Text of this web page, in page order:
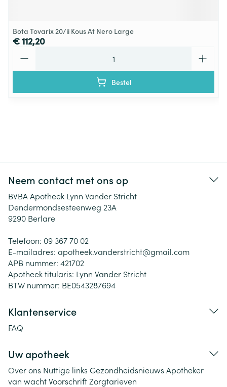
Bota Tovarix 20/ii Kous At Nero Large
€ 112,20
Bestel
Neem contact met ons op
BVBA Apotheek Lynn Vander Stricht
Dendermondsesteenweg 23A
9290 Berlare
Telefoon: 09 367 70 02
E-mailadres: apotheek.vanderstricht@gmail.com
APB nummer: 421702
Apotheek titularis: Lynn Vander Stricht
BTW nummer: BE0543287694
Klantenservice
FAQ
Uw apotheek
Over ons Nuttige links Gezondheidsnieuws Apotheker
van wachtVoorschriftZorgtarieven